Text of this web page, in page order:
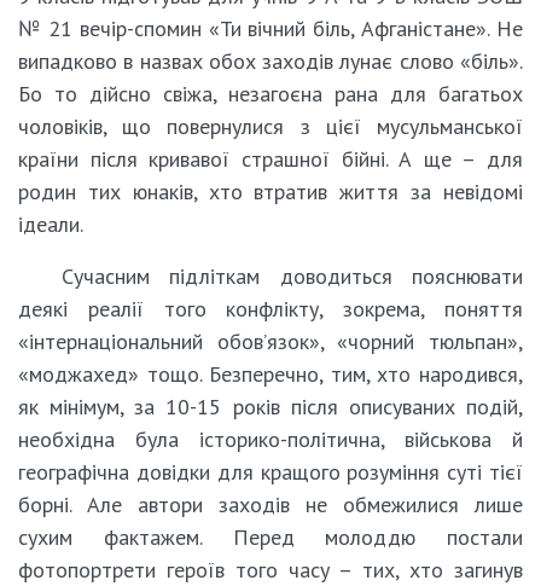
№ 21 вечір-спомин «Ти вічний біль, Афганістане». Не
випадково в назвах обох заходів лунає слово «біль».
Бо то дійсно свіжа, незагоєна рана для багатьох
чоловіків, що повернулися з цієї мусульманської
країни після кривавої страшної бійні. А ще – для
родин тих юнаків, хто втратив життя за невідомі
ідеали.
Сучасним підліткам доводиться пояснювати
деякі реалії того конфлікту, зокрема, поняття
«інтернаціональний обов’язок», «чорний тюльпан»,
«моджахед» тощо. Безперечно, тим, хто народився,
як мінімум, за 10-15 років після описуваних подій,
необхідна була історико-політична, військова й
географічна довідки для кращого розуміння суті тієї
борні. Але автори заходів не обмежилися лише
сухим фактажем. Перед молоддю постали
фотопортрети героїв того часу – тих, хто загинув